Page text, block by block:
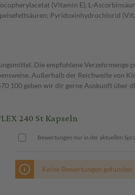
(Vitamin E), L-
Pyridoxinhydrochlorid
Die empfohlene
Außerhalb der Reichweite
100 geben wir dir gerne Auskunft über
240 St Kapseln
Bewertungen nur in der aktuellen
Keine Bewertungen